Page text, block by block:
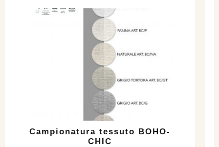
Campionatura tessuto BOHO-
CHIC